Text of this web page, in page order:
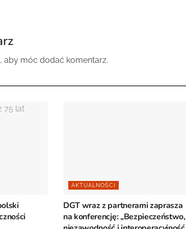
, aby móc dodać komentarz.
AKTUALNOŚCI
DGT wraz z partnerami zaprasza
na konferencję: „Bezpieczeństwo,